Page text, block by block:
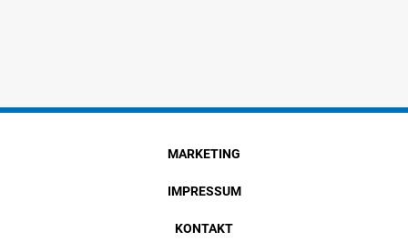
MARKETING
IMPRESSUM
KONTAKT